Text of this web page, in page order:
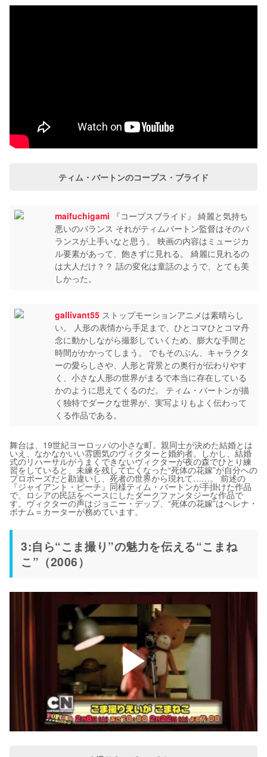
ティム・バートンのコープス・ブライド
maifuchigami 『コープスブライド』 綺麗と気持ち
悪いのバランス それがティムバートン監督はそのバ
ランスが上手いなと思う。 映画の内容はミュージカ
ル要素があって、飽きずに見れる。 綺麗に見れるの
は大人だけ？？ 話の変化は童話のようで、とても美
しかった。
gallivant55 ストップモーションアニメは素晴らし
い。 人形の表情から手足まで、ひとコマひとコマ丹
念に動かしながら撮影していくため、膨大な手間と
時間がかかってしまう。 でもそのぶん、キャラクタ
ーの愛らしさや、人形と背景との奥行が伝わりやす
く、小さな人形の世界がまるで本当に存在している
かのように思えてくるのだ。 ティム・バートンが描
く独特でダークな世界が、実写よりもよく伝わって
くる作品である。
舞台は、19世紀ヨーロッパの小さな町。親同士が決めた結婚とは
いえ、なかなかいい雰囲気のヴィクターと婚約者。しかし、結婚
式のリハーサルがうまくできないヴィクターが夜の森でひとり練
習をしていると、未練を残して亡くなった“死体の花嫁”が自分への
プロポーズだと勘違いし、死者の世界から現れて……。 前述の
『ジャイアント・ピーチ』同様ティム・バートンが手掛けた作品
で、ロシアの民話をベースにしたダークファンタジーな作品で
す。ヴィクターの声はジョニー・デップ、“死体の花嫁”はヘレナ・
ボナム＝カーターが務めています。
3:自ら“こま撮り”の魅力を伝える“こまね
こ”（2006）